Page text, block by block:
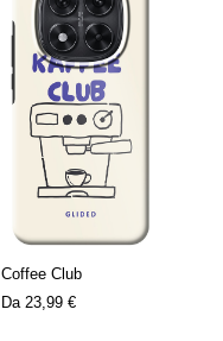
Coffee Club
Da 23,99 €